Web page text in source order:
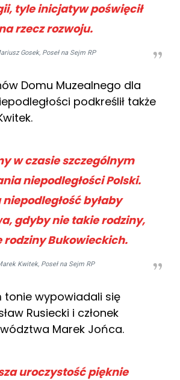
tyle inicjatyw poświęcił
rzecz rozwoju.
Gosek, Poseł na Sejm RP
Domu Muzealnego dla
podkreślił także
w czasie szczególnym
niepodległości Polski.
byłaby
gdyby nie takie rodziny,
rodziny Bukowieckich.
Kwitek, Poseł na Sejm RP
tonie wypowiadali się
Rusiecki i członek
Marek Jońca.
uroczystość pięknie